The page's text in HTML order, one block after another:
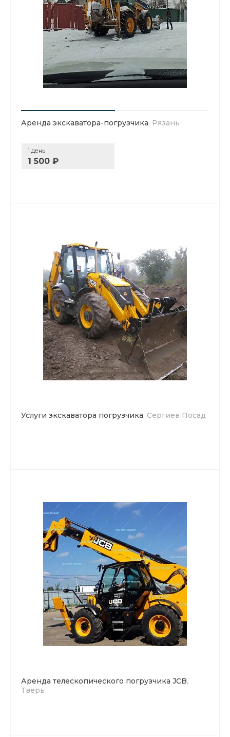
Аренда экскаватора-погрузчика, Рязань
1 день
1 500 ₽
Услуги экскаватора погрузчика, Сергиев Посад
Аренда телескопического погрузчика JCB,
Тверь